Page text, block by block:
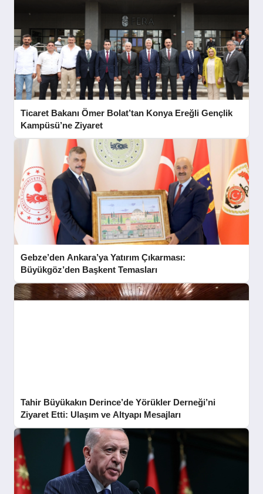
Ticaret Bakanı Ömer Bolat’tan Konya Ereğli Gençlik
Kampüsü’ne Ziyaret
Gebze’den Ankara’ya Yatırım Çıkarması:
Büyükgöz’den Başkent Temasları
Tahir Büyükakın Derince’de Yörükler Derneği’ni
Ziyaret Etti: Ulaşım ve Altyapı Mesajları